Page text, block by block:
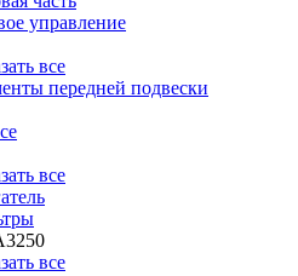
управление
все
передней подвески
все
все